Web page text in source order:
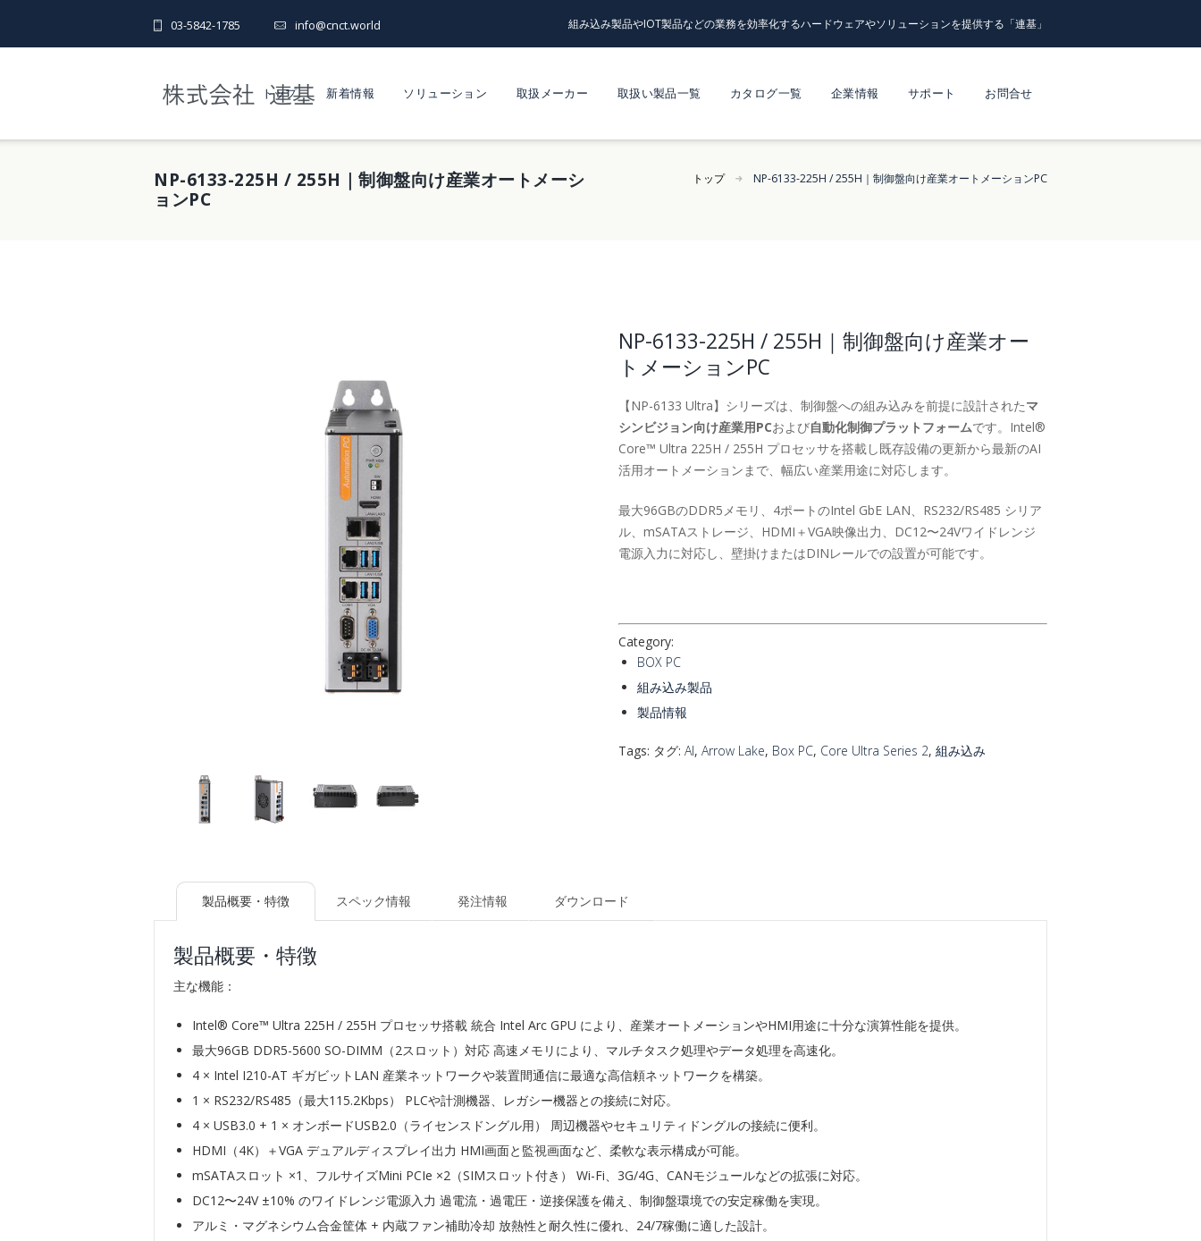
03-5842-1785 info@cnct.world 組み込み製品やIOT製品などの業務を効率化するハードウェアやソリューションを提供する「連基」
トップ 新着情報 ソリューション 取扱メーカー 取扱い製品一覧 カタログ一覧 企業情報 サポート お問合せ
NP-6133-225H / 255H｜制御盤向け産業オートメーシ
ョンPC
トップ NP-6133-225H / 255H｜制御盤向け産業オートメーションPC
NP-6133-225H / 255H｜制御盤向け産業オー
トメーションPC
【NP-6133 Ultra】シリーズは、制御盤への組み込みを前提に設計されたマ
シンビジョン向け産業用PCおよび自動化制御プラットフォームです。Intel®
Core™ Ultra 225H / 255H プロセッサを搭載し既存設備の更新から最新のAI
活用オートメーションまで、幅広い産業用途に対応します。
最大96GBのDDR5メモリ、4ポートのIntel GbE LAN、RS232/RS485 シリア
ル、mSATAストレージ、HDMI＋VGA映像出力、DC12〜24Vワイドレンジ
電源入力に対応し、壁掛けまたはDINレールでの設置が可能です。
Category:
BOX PC
組み込み製品
製品情報
Tags: タグ: AI, Arrow Lake, Box PC, Core Ultra Series 2, 組み込み
製品概要・特徴 スペック情報 発注情報 ダウンロード
製品概要・特徴
主な機能：
Intel® Core™ Ultra 225H / 255H プロセッサ搭載 統合 Intel Arc GPU により、産業オートメーションやHMI用途に十分な演算性能を提供。
最大96GB DDR5-5600 SO-DIMM（2スロット）対応 高速メモリにより、マルチタスク処理やデータ処理を高速化。
4 × Intel I210-AT ギガビットLAN 産業ネットワークや装置間通信に最適な高信頼ネットワークを構築。
1 × RS232/RS485（最大115.2Kbps） PLCや計測機器、レガシー機器との接続に対応。
4 × USB3.0 + 1 × オンボードUSB2.0（ライセンスドングル用） 周辺機器やセキュリティドングルの接続に便利。
HDMI（4K）＋VGA デュアルディスプレイ出力 HMI画面と監視画面など、柔軟な表示構成が可能。
mSATAスロット ×1、フルサイズMini PCIe ×2（SIMスロット付き） Wi-Fi、3G/4G、CANモジュールなどの拡張に対応。
DC12〜24V ±10% のワイドレンジ電源入力 過電流・過電圧・逆接保護を備え、制御盤環境での安定稼働を実現。
アルミ・マグネシウム合金筐体 + 内蔵ファン補助冷却 放熱性と耐久性に優れ、24/7稼働に適した設計。